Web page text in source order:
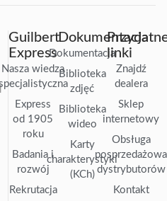
Guilbert
Express
Nasza wiedza
Express
od 1905
roku
Badania i
rozwój
Rekrutacja
Dokumentacja
Dokumentacja
Biblioteka
zdjęć
Biblioteka
wideo
Karty
charakterystyki
(KCh)
linki
Znajdź
dealera
Sklep
internetowy
Obsługa
posprzedażowa
dystrybutorów
Kontakt